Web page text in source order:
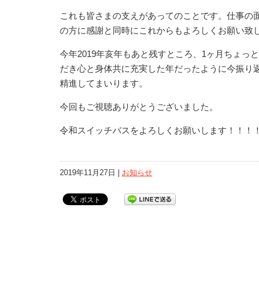
これも皆さまの支えがあってのことです。仕事
の方に感謝と同時にこれからもよろしくお願い致
今年2019年亥年もあと残すところ、1ヶ月ちょっ
だき心と身体共に充実した年だったように今振り
精進してまいります。
今回もご視聴ありがとうございました。
令和スイッチバスをよろしくお願いします！！！！
2019年11月27日 | お知らせ